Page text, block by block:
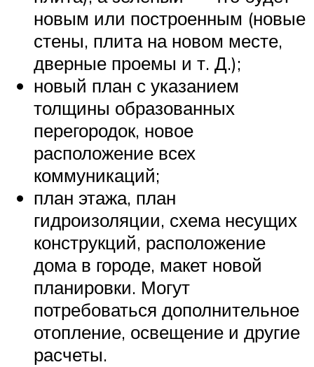
новым или построенным (новые
стены, плита на новом месте,
дверные проемы и т. Д.);
новый план с указанием
толщины образованных
перегородок, новое
расположение всех
коммуникаций;
план этажа, план
гидроизоляции, схема несущих
конструкций, расположение
дома в городе, макет новой
планировки. Могут
потребоваться дополнительное
отопление, освещение и другие
расчеты.